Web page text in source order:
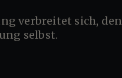
selbst.